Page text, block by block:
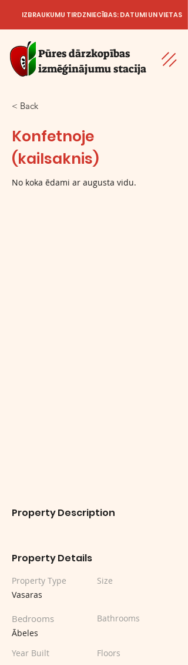
IZBRAUKUMU TIRDZNIECĪBAS: DATUMI UN VIETAS
Pūres dārzkopības
izmēģinājumu stacija
< Back
Konfetnoje
(kailsaknis)
No koka ēdami ar augusta vidu.
Property Description
Property Details
Property Type
Vasaras
Bedrooms
Ābeles
Year Built
Size
Bathrooms
Floors